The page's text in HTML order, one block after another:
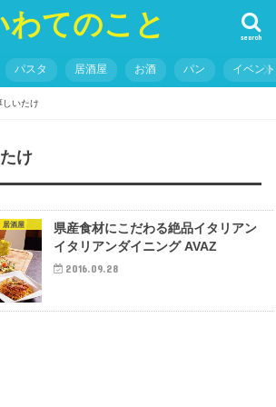
わてのこと search
パスタ 居酒屋 お酒 パン イベント
しいたけ
け
居酒屋
県産食材にこだわる絶品イタリアン
イタリアンダイニング AVAZ
2016.09.28